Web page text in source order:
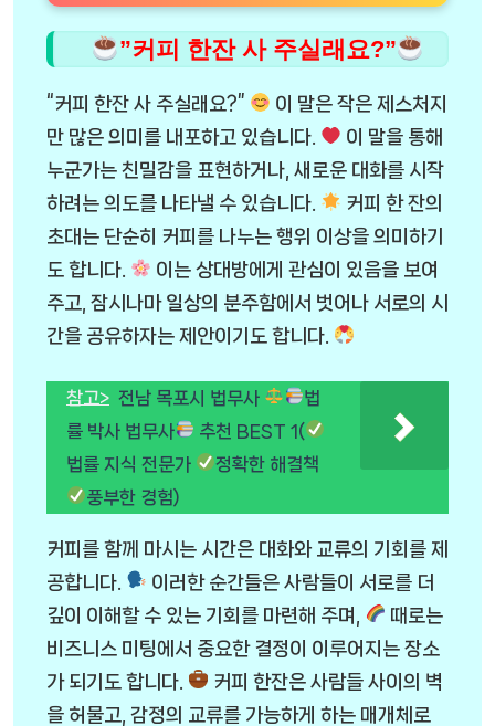
”커피 한잔 사 주실래요?”
“커피 한잔 사 주실래요?”
이 말은 작은 제스처지
만 많은 의미를 내포하고 있습니다.
이 말을 통해
누군가는 친밀감을 표현하거나, 새로운 대화를 시작
하려는 의도를 나타낼 수 있습니다.
커피 한 잔의
초대는 단순히 커피를 나누는 행위 이상을 의미하기
도 합니다.
이는 상대방에게 관심이 있음을 보여
주고, 잠시나마 일상의 분주함에서 벗어나 서로의 시
간을 공유하자는 제안이기도 합니다.
참고> 전남 목포시 법무사
법
률 박사 법무사
추천 BEST 1(
법률 지식 전문가
정확한 해결책
풍부한 경험)
커피를 함께 마시는 시간은 대화와 교류의 기회를 제
공합니다.
이러한 순간들은 사람들이 서로를 더
깊이 이해할 수 있는 기회를 마련해 주며,
때로는
비즈니스 미팅에서 중요한 결정이 이루어지는 장소
가 되기도 합니다.
커피 한잔은 사람들 사이의 벽
을 허물고, 감정의 교류를 가능하게 하는 매개체로